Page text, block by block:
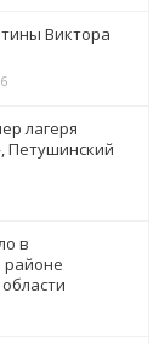
Виктора
лагеря
Петушинский
в
районе